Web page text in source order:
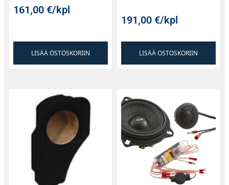
heikot kohdat kaivetaan pois ennen tuotantoa.
Näin saadaan aikaan erittäin suorituskykyinen
ottaa hyvin tehoa vastaan. Huolella suunnitellun
puhekelan ja sen jäähdytyksen ansiosta
tehonkestoa löytyy erinomaisesti. Pitkä liikerata
mahdollistaa reilut äänenpainevarat
matalammillakin taajuuksilla.
161,00€/kpl
LISÄÄ OSTOSKORIIN
191,00€/kpl
LISÄÄ OSTOSKORIIN